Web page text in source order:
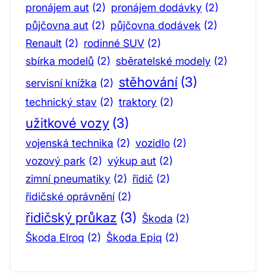
pronájem aut (2) pronájem dodávky (2)
půjčovna aut (2) půjčovna dodávek (2)
Renault (2) rodinné SUV (2)
sbírka modelů (2) sběratelské modely (2)
servisní knížka (2) stěhování (3)
technický stav (2) traktory (2)
užitkové vozy (3)
vojenská technika (2) vozidlo (2)
vozový park (2) výkup aut (2)
zimní pneumatiky (2) řidič (2)
řidičské oprávnění (2)
řidičský průkaz (3) Škoda (2)
Škoda Elroq (2) Škoda Epiq (2)